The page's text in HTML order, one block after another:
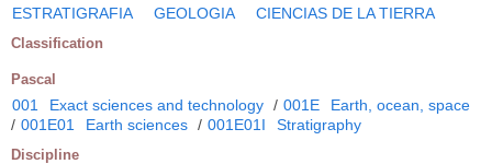
ESTRATIGRAFIA GEOLOGIA CIENCIAS DE LA TIERRA
Classification
Pascal
001 Exact sciences and technology / 001E
Earth, ocean, space
/ 001E01 Earth sciences / 001E01I Stratigraphy
Discipline